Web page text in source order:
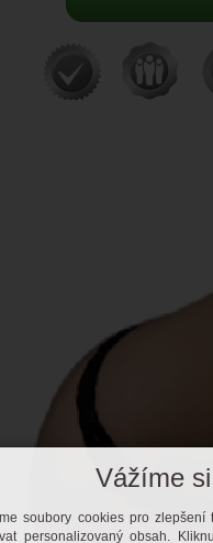
Vážíme
soubory cookies pro
personalizovaný obsah.